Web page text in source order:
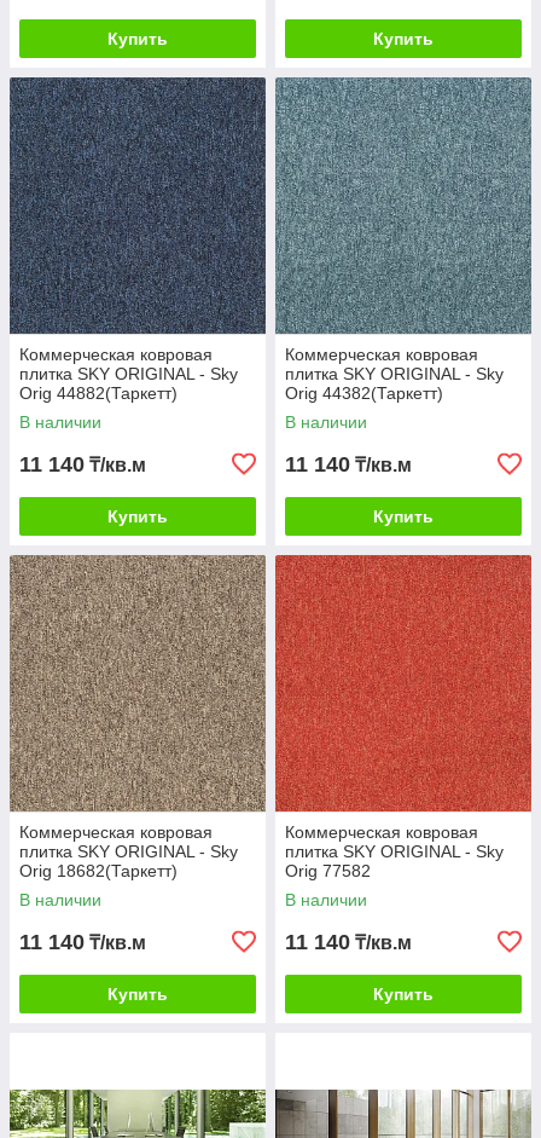
Купить Купить
Коммерческая ковровая
плитка SKY ORIGINAL - Sky
Orig 44882(Таркетт)
В наличии
11 140 ₸/кв.м
Купить
Коммерческая ковровая
плитка SKY ORIGINAL - Sky
Orig 44382(Таркетт)
В наличии
11 140 ₸/кв.м
Купить
Коммерческая ковровая
плитка SKY ORIGINAL - Sky
Orig 18682(Таркетт)
В наличии
11 140 ₸/кв.м
Купить
Коммерческая ковровая
плитка SKY ORIGINAL - Sky
Orig 77582
В наличии
11 140 ₸/кв.м
Купить